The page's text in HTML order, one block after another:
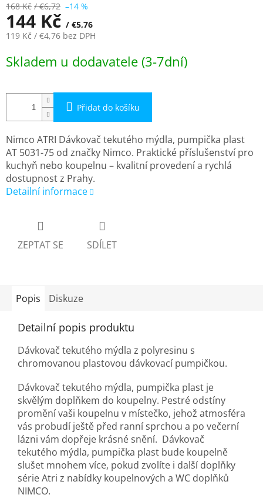
168 Kč / €6,72 –14 %
144 Kč / €5,76
119 Kč / €4,76 bez DPH
cena:
Skladem u dodavatele (3-7dní)
Přidat do košíku
Nimco ATRI Dávkovač tekutého mýdla, pumpička plast
AT 5031-75 od značky Nimco. Praktické příslušenství pro
kuchyň nebo koupelnu – kvalitní provedení a rychlá
dostupnost z Prahy.
Detailní informace
ZEPTAT SE SDÍLET
Popis Diskuze
Detailní popis produktu
Dávkovač tekutého mýdla z polyresinu s
chromovanou plastovou dávkovací pumpičkou.
Dávkovač tekutého mýdla, pumpička plast je
skvělým doplňkem do koupelny. Pestré odstíny
promění vaši koupelnu v místečko, jehož atmosféra
vás probudí ještě před ranní sprchou a po večerní
lázni vám dopřeje krásné snění. Dávkovač
tekutého mýdla, pumpička plast bude koupelně
slušet mnohem více, pokud zvolíte i další doplňky
série Atri z nabídky koupelnových a WC doplňků
NIMCO.